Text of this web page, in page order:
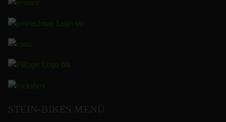
STEIN-BIKES MENÜ